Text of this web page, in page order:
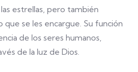
estrellas, pero también
se les encargue. Su función
de los seres humanos,
de la luz de Dios.